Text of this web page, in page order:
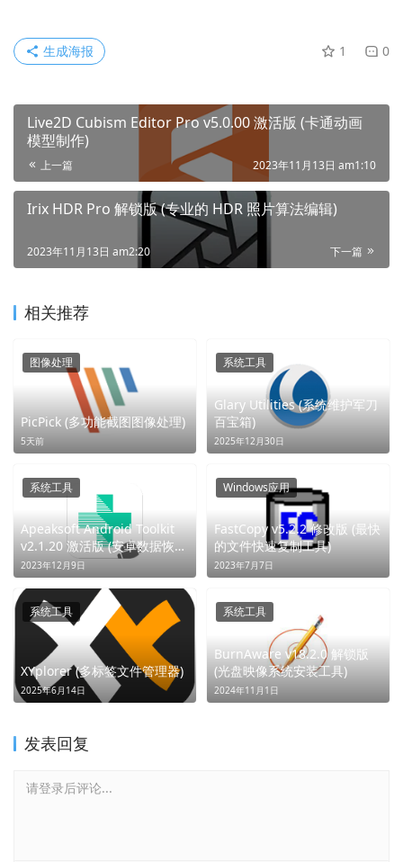
1 0
生成海报
Live2D Cubism Editor Pro v5.0.00 激活版 (卡通动画
模型制作)
上一篇 2023年11月13日 am1:10
Irix HDR Pro 解锁版 (专业的 HDR 照片算法编辑)
下一篇
2023年11月13日 am2:20
相关推荐
PicPick (多功能截图图像处理)
5天前
图像处理
Glary Utilities (系统维护军刀
百宝箱)
2025年12月30日
系统工具
Apeaksoft Android Toolkit
v2.1.20 激活版 (安卓数据恢复
工具) (数据重生，万物复苏)
2023年12月9日
系统工具
FastCopy v5.2.2 修改版 (最快
的文件快速复制工具)
2023年7月7日
Windows应用
XYplorer (多标签文件管理器)
2025年6月14日
系统工具
BurnAware v18.2.0 解锁版
(光盘映像系统安装工具)
2024年11月1日
系统工具
发表回复
请登录后评论...